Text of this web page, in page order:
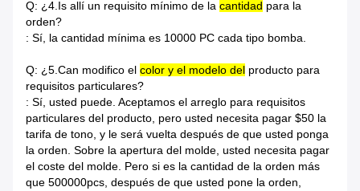
Q: ¿4.Is allí un requisito mínimo de la cantidad para la
orden?
: Sí, la cantidad mínima es 10000 PC cada tipo bomba.
Q: ¿5.Can modifico el color y el modelo del producto para
requisitos particulares?
: Sí, usted puede. Aceptamos el arreglo para requisitos
particulares del producto, pero usted necesita pagar $50 la
tarifa de tono, y le será vuelta después de que usted ponga
la orden. Sobre la apertura del molde, usted necesita pagar
el coste del molde. Pero si es la cantidad de la orden más
que 500000pcs, después de que usted pone la orden,